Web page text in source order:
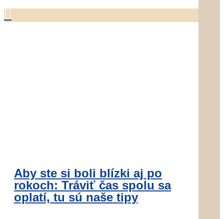

Aby ste si boli blízki aj po
rokoch: Tráviť čas spolu sa
oplatí, tu sú naše tipy